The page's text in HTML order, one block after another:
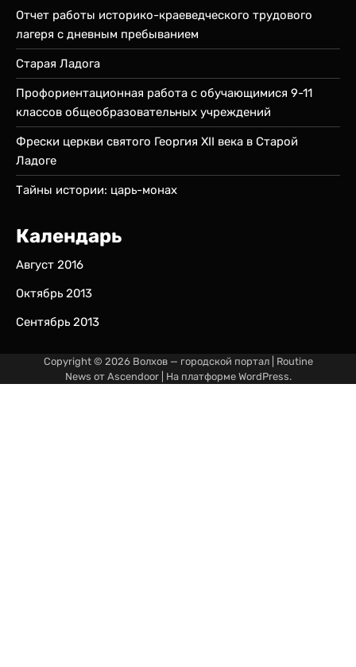
Отчет работы историко-краеведческого трудового
лагеря с дневным пребыванием
Старая Ладога
Профориентационная работа с обучающимися 9-11
классов общеобразовательных учреждений
Фрески церкви святого Георгия XII века в Старой
Ладоге
Тайны истории: царь-монах
Календарь
Август 2016
Октябрь 2013
Сентябрь 2013
Copyright © 2026 Волхов — городской портал| Routine
News от Ascendoor| На платформе WordPress.